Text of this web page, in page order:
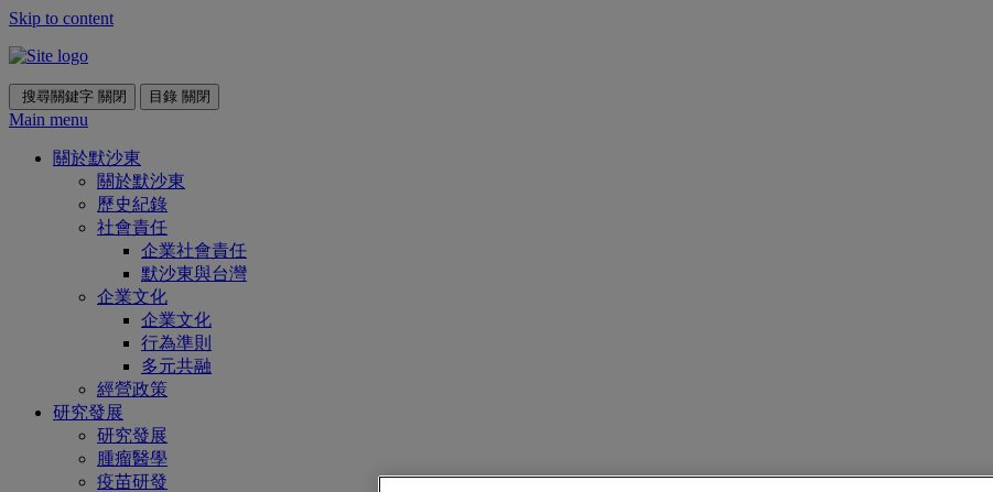
Skip to content
搜尋關鍵字 關閉 目錄 關閉
Main menu
關於默沙東
關於默沙東
歷史紀錄
社會責任
企業社會責任
默沙東與台灣
企業文化
企業文化
行為準則
多元共融
經營政策
研究發展
研究發展
腫瘤醫學
疫苗研發